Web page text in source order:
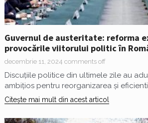
Guvernul de austeritate: reforma
provocările viitorului politic în
decembrie 11, 2024 comments off
Discuțiile politice din ultimele zile au
ambițios pentru reorganizarea și
Citește mai mult din acest articol